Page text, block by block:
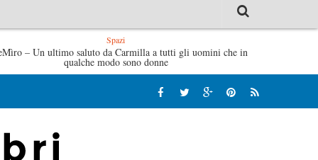
André – Jan Gaggetta Tutte le mattine di Sybil – Virginia
Spazi
– Un ultimo saluto da Carmilla a tutti gli uomini che in
qualche modo sono donne